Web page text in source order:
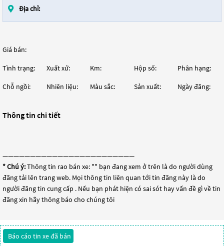
Địa chỉ:
Giá bán:
Tình trạng: Xuất xứ: Km: Hộp số: Phân hạng:
Chỗ ngồi: Nhiên liệu: Màu sắc: Sản xuất: Ngày đăng:
Thông tin chi tiết
————————————————————————
* Chú ý:Thông tin rao bán xe: "" bạn đang xem ở trên là do người dùng
đăng tải lên trang web. Mọi thông tin liên quan tới tin đăng này là do
người đăng tin cung cấp . Nếu bạn phát hiện có sai sót hay vấn đề gì về tin
đăng xin hãy thông báo cho chúng tôi
Báo cáo tin xe đã bán